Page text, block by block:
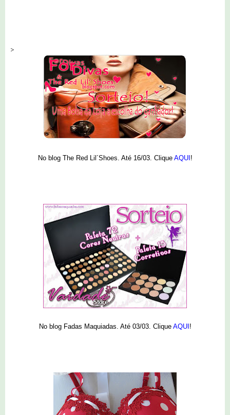
>
No blog The Red Lil´Shoes. Até 16/03. Clique AQUI !
No blog Fadas Maquiadas. Até 03/03. Clique AQUI !